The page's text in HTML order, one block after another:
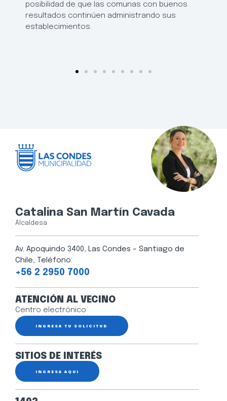
posibilidad de que las comunas con buenos
resultados continúen administrando sus
establecimientos.
Catalina San Martín Cavada
Alcaldesa
Av. Apoquindo 3400, Las Condes – Santiago de
Chile, Teléfono:
+56 2 2950 7000
ATENCIÓN AL VECINO
Centro electrónico
INGRESA TU SOLICITUD
SITIOS DE INTERÉS
INGRESA AQUÍ